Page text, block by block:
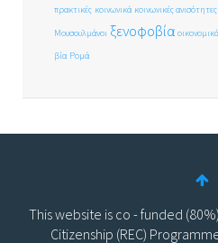
πρακτικές κοινωνικά κοινωνικές ανισότητες
Μουσουλμάνοι ξενοφοβία οικονομικά
βία Ρομά
This website is co - funded
Citizenship (REC)